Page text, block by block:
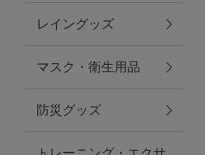
ファッショングッズ
スマホケース・アクセサリー
ポーチ
レイングッズ
マスク・衛生用品
防災グッズ